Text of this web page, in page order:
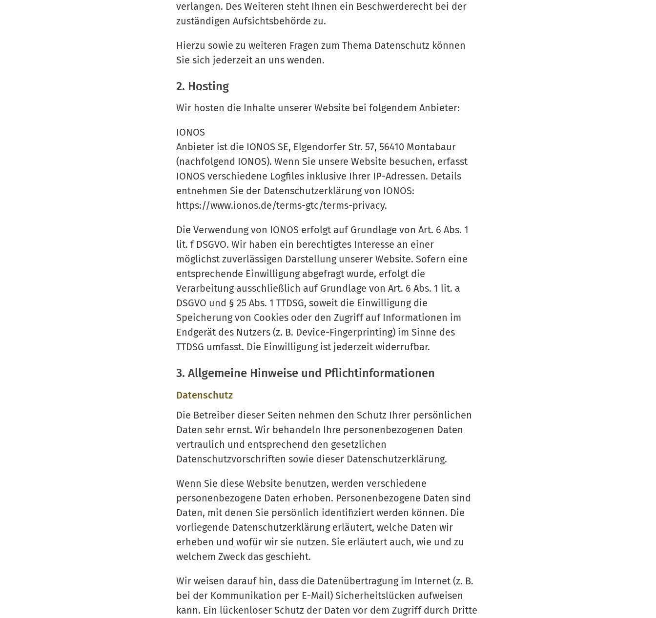
verlangen. Des Weiteren steht Ihnen ein Beschwerderecht bei der
zuständigen Aufsichtsbehörde zu.
Hierzu sowie zu weiteren Fragen zum Thema Datenschutz können
Sie sich jederzeit an uns wenden.
2. Hosting
Wir hosten die Inhalte unserer Website bei folgendem Anbieter:
IONOS
Anbieter ist die IONOS SE, Elgendorfer Str. 57, 56410 Montabaur
(nachfolgend IONOS). Wenn Sie unsere Website besuchen, erfasst
IONOS verschiedene Logfiles inklusive Ihrer IP-Adressen. Details
entnehmen Sie der Datenschutzerklärung von IONOS:
https://www.ionos.de/terms-gtc/terms-privacy.
Die Verwendung von IONOS erfolgt auf Grundlage von Art. 6 Abs. 1
lit. f DSGVO. Wir haben ein berechtigtes Interesse an einer
möglichst zuverlässigen Darstellung unserer Website. Sofern eine
entsprechende Einwilligung abgefragt wurde, erfolgt die
Verarbeitung ausschließlich auf Grundlage von Art. 6 Abs. 1 lit. a
DSGVO und § 25 Abs. 1 TTDSG, soweit die Einwilligung die
Speicherung von Cookies oder den Zugriff auf Informationen im
Endgerät des Nutzers (z. B. Device-Fingerprinting) im Sinne des
TTDSG umfasst. Die Einwilligung ist jederzeit widerrufbar.
3. Allgemeine Hinweise und Pflicht­informationen
Datenschutz
Die Betreiber dieser Seiten nehmen den Schutz Ihrer persönlichen
Daten sehr ernst. Wir behandeln Ihre personenbezogenen Daten
vertraulich und entsprechend den gesetzlichen
Datenschutzvorschriften sowie dieser Datenschutzerklärung.
Wenn Sie diese Website benutzen, werden verschiedene
personenbezogene Daten erhoben. Personenbezogene Daten sind
Daten, mit denen Sie persönlich identifiziert werden können. Die
vorliegende Datenschutzerklärung erläutert, welche Daten wir
erheben und wofür wir sie nutzen. Sie erläutert auch, wie und zu
welchem Zweck das geschieht.
Wir weisen darauf hin, dass die Datenübertragung im Internet (z. B.
bei der Kommunikation per E-Mail) Sicherheitslücken aufweisen
kann. Ein lückenloser Schutz der Daten vor dem Zugriff durch Dritte